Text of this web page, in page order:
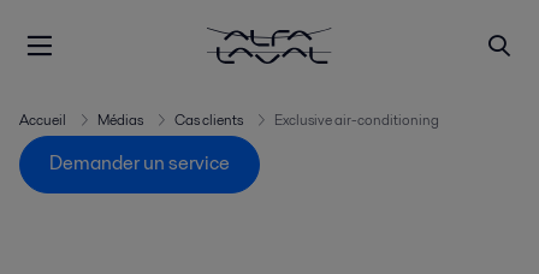
Accueil Médias Cas clients Exclusive air-conditioning
Demander un service